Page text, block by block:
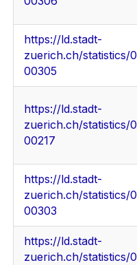
https://ld.stadt-
zuerich.ch/statistics/0
00305
https://ld.stadt-
zuerich.ch/statistics/0
00217
https://ld.stadt-
zuerich.ch/statistics/0
00303
https://ld.stadt-
zuerich.ch/statistics/0